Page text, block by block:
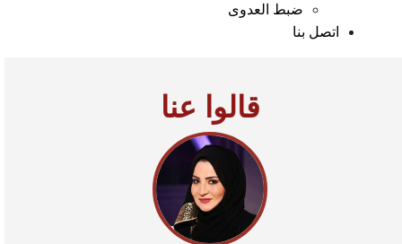
ضبط العدوى
اتصل بنا
قالوا عنا